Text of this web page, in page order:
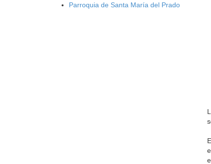
Parroquia de Santa María del Prado